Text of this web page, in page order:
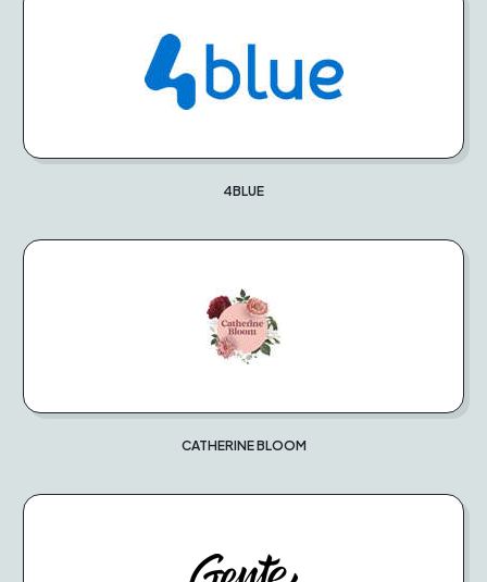
4BLUE
CATHERINE BLOOM